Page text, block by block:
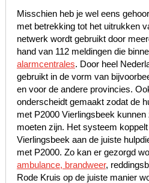
Misschien heb je wel eens
met betrekking tot het uitrukken
netwerk wordt gebruikt door
hand van 112 meldingen die
alarmcentrales. Door heel
gebruikt in de vorm van
en voor de andere provincies.
onderscheidt gemaakt zodat de
met P2000 Vierlingsbeek
moeten zijn. Het systeem
Vierlingsbeek aan de juiste
met P2000. Zo kan er gezorgd
ambulance, brandweer,
Rode Kruis op de juiste manier